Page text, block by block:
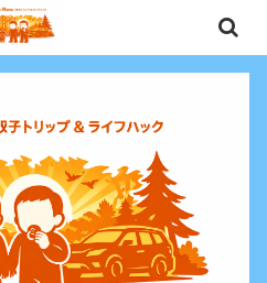
出かけ・子連れ旅行情報と、暮らしに役
届けする双子ファミリーブログ。